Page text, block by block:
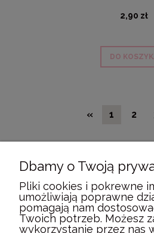
2,90 zł
DO
« 1 2
POMOC
MOJE
Dbamy o Twoją
Pliki cookies i pokrewne
umożliwiają poprawne
pomagają nam
Twoich potrzeb. Możesz
wykorzystanie przez nas